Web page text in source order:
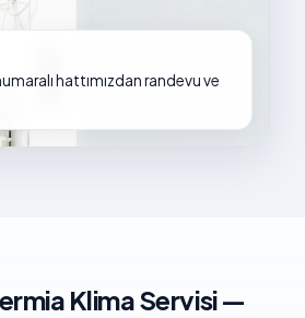
hattımızdan randevu ve
Klima Servisi —